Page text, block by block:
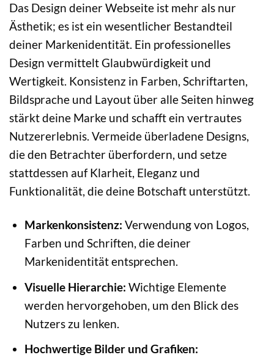
Das Design deiner Webseite ist mehr als nur
Ästhetik; es ist ein wesentlicher Bestandteil
deiner Markenidentität. Ein professionelles
Design vermittelt Glaubwürdigkeit und
Wertigkeit. Konsistenz in Farben, Schriftarten,
Bildsprache und Layout über alle Seiten hinweg
stärkt deine Marke und schafft ein vertrautes
Nutzererlebnis. Vermeide überladene Designs,
die den Betrachter überfordern, und setze
stattdessen auf Klarheit, Eleganz und
Funktionalität, die deine Botschaft unterstützt.
Markenkonsistenz: Verwendung von Logos,
Farben und Schriften, die deiner
Markenidentität entsprechen.
Visuelle Hierarchie: Wichtige Elemente
werden hervorgehoben, um den Blick des
Nutzers zu lenken.
Hochwertige Bilder und Grafiken: